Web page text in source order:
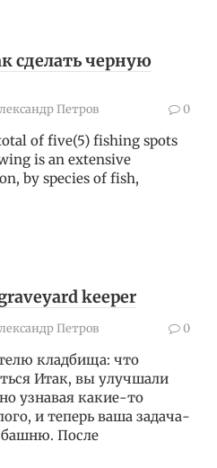
сделать черную
Петров 0
of five(5) fishing spots
is an extensive
by species of fish,
keeper
Петров 0
кладбища: что
Итак, вы улучшали
узнавая какие-то
и теперь ваша задача-
После